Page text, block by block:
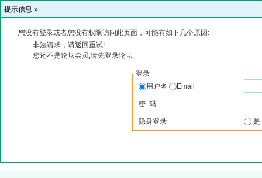
提示信息 »
您没有登录或者您没有权限访问此页面，可能有如下几个原因:
非法请求，请返回重试!
您还不是论坛会员,请先登录论坛
登录
用户名
Email
密 码
隐身登录